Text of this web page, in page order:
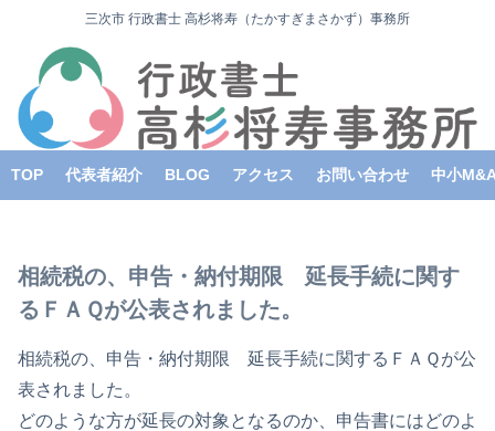
三次市 行政書士 高杉将寿（たかすぎまさかず）事務所
TOP 代表者紹介 BLOG アクセス お問い合わせ 中小
相続税の、申告・納付期限 延長手続に関す
るＦＡＱが公表されました。
相続税の、申告・納付期限 延長手続に関するＦＡＱが公
表されました。
どのような方が延長の対象となるのか、申告書にはどのよ